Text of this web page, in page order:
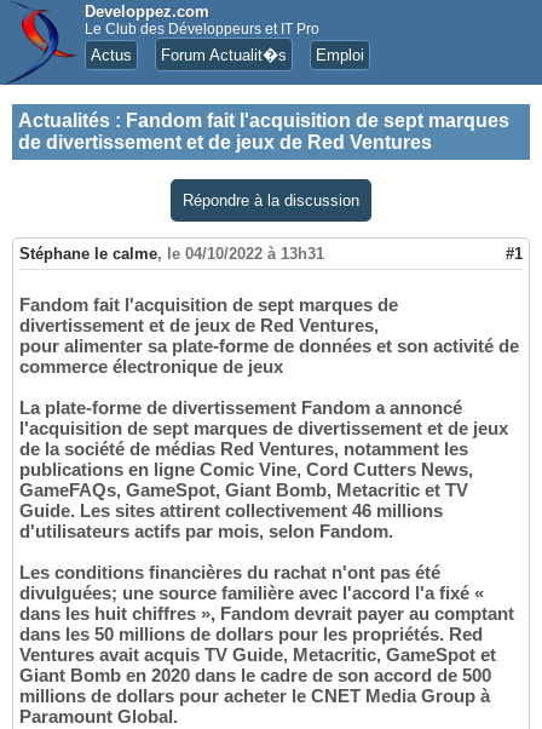
Developpez.com
Le Club des Développeurs et IT Pro
Actus Forum Actualit�s Emploi
Actualités : Fandom fait l'acquisition de sept marques
de divertissement et de jeux de Red Ventures
Répondre à la discussion
Stéphane le calme, le 04/10/2022 à 13h31 #1
Fandom fait l'acquisition de sept marques de
divertissement et de jeux de Red Ventures,
pour alimenter sa plate-forme de données et son activité de
commerce électronique de jeux
La plate-forme de divertissement Fandom a annoncé
l'acquisition de sept marques de divertissement et de jeux
de la société de médias Red Ventures, notamment les
publications en ligne Comic Vine, Cord Cutters News,
GameFAQs, GameSpot, Giant Bomb, Metacritic et TV
Guide. Les sites attirent collectivement 46 millions
d'utilisateurs actifs par mois, selon Fandom.
Les conditions financières du rachat n'ont pas été
divulguées; une source familière avec l'accord l'a fixé «
dans les huit chiffres », Fandom devrait payer au comptant
dans les 50 millions de dollars pour les propriétés. Red
Ventures avait acquis TV Guide, Metacritic, GameSpot et
Giant Bomb en 2020 dans le cadre de son accord de 500
millions de dollars pour acheter le CNET Media Group à
Paramount Global.